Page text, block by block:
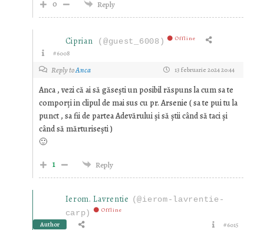
0 Reply
Ciprian (@guest_6008) Offline
#6008
Reply toAnca 13 februarie 2024 20:44
Anca , vezi că ai să găsești un posibil răspuns la cum sa te
comporți in clipul de mai sus cu pr. Arsenie ( sa te pui tu la
punct , sa fii de partea Adevărului și să știi când să taci și
când să mărturisești )
🙂
1
Reply
Ierom. Lavrentie (@ierom-lavrentie-
carp)
Offline
Author #6015